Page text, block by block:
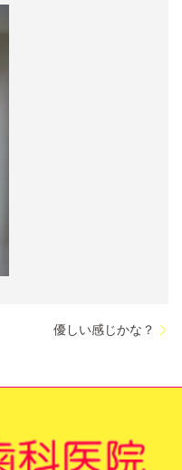
優しい感じかな？